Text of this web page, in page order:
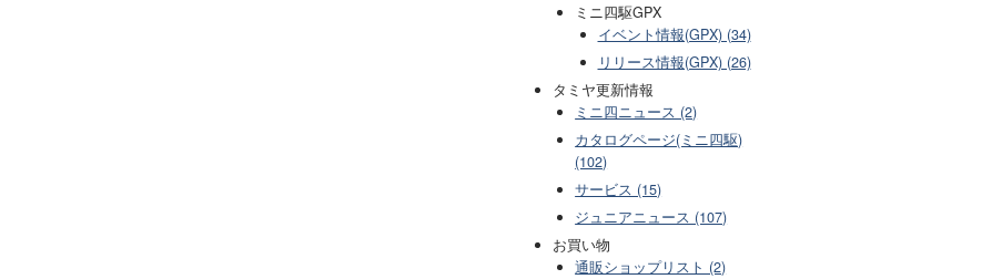
ミニ四駆GPX
イベント情報(GPX) (34)
リリース情報(GPX) (26)
タミヤ更新情報
ミニ四ニュース (2)
カタログページ(ミニ四駆)
(102)
サービス (15)
ジュニアニュース (107)
お買い物
通販ショップリスト (2)